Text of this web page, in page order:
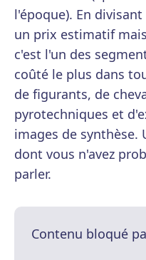
l'époque). En
un prix estimatif
c'est l'un des
coûté le plus dans
de figurants, de
pyrotechniques et
images de synthèse.
dont vous n'avez
parler.
Contenu bloqué